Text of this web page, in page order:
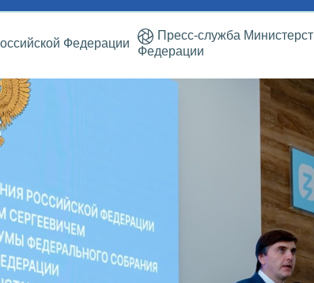
Федерации
Пресс-служба
Федерации